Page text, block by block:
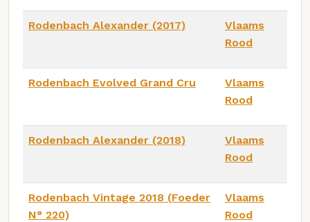
Rodenbach Alexander (2017)
Vlaams
Rood
Rodenbach Evolved Grand Cru
Vlaams
Rood
Rodenbach Alexander (2018)
Vlaams
Rood
Rodenbach Vintage 2018 (Foeder
N° 220)
Vlaams
Rood